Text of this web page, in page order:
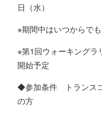
日（水）
※期間中はいつからでも
※第1回ウォーキングラ
開始予定
◆参加条件 トランス
の方